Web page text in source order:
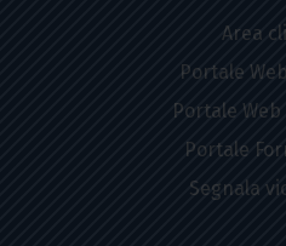
Area
Portale
Portale
Portale
Segnala